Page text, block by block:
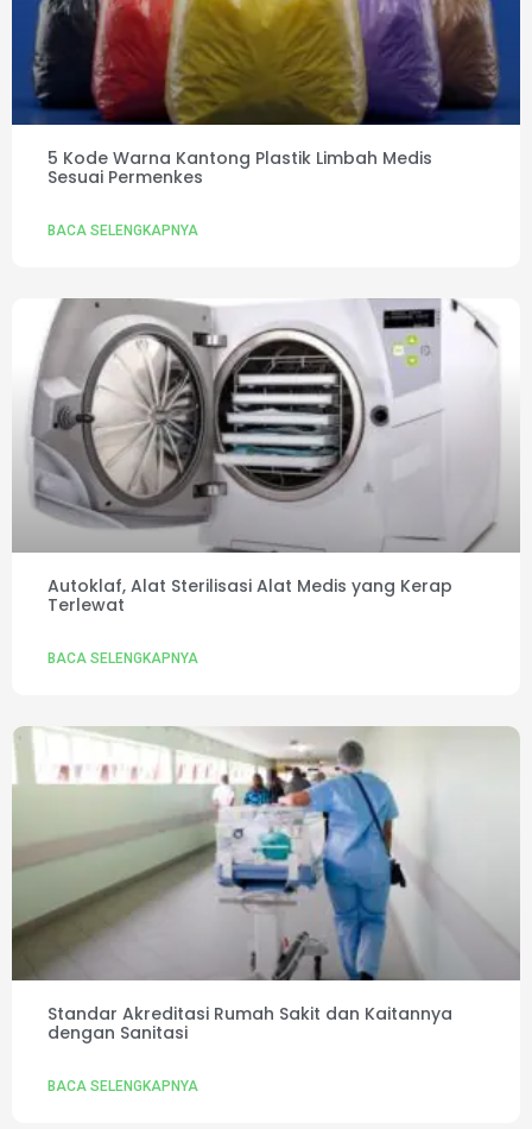
5 Kode Warna Kantong Plastik Limbah Medis
Sesuai Permenkes
BACA SELENGKAPNYA
Autoklaf, Alat Sterilisasi Alat Medis yang Kerap
Terlewat
BACA SELENGKAPNYA
Standar Akreditasi Rumah Sakit dan Kaitannya
dengan Sanitasi
BACA SELENGKAPNYA